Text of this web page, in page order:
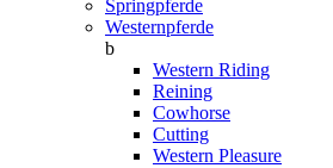
Springpferde
Westernpferde
b
Western Riding
Reining
Cowhorse
Cutting
Western Pleasure